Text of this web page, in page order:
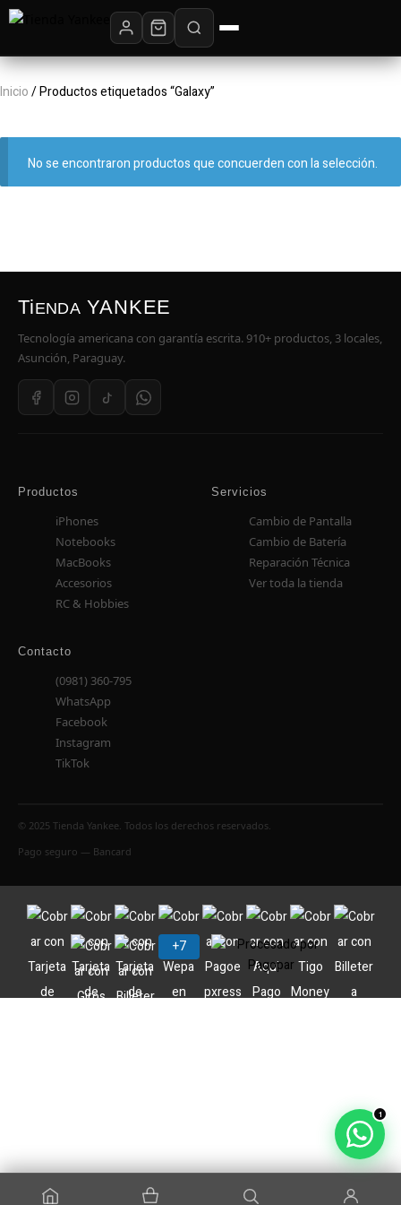
Inicio/ Productos etiquetados “Galaxy”
No se encontraron productos que concuerden con la selección.
1
TiENDA YANKEE
Tecnología americana con garantía escrita. 910+ productos, 3 locales,
Asunción, Paraguay.
Productos
iPhones
Notebooks
MacBooks
Accesorios
RC & Hobbies
Servicios
Cambio de Pantalla
Cambio de Batería
Reparación Técnica
Ver toda la tienda
Contacto
(0981) 360-795
WhatsApp
Facebook
Instagram
TikTok
© 2025 Tienda Yankee. Todos los derechos reservados.
Pago seguro — Bancard